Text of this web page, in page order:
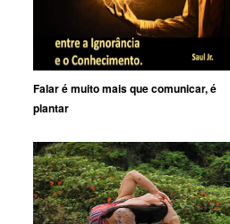
Falar é muito mais que comunicar, é
plantar